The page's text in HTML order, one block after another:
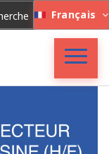
Français